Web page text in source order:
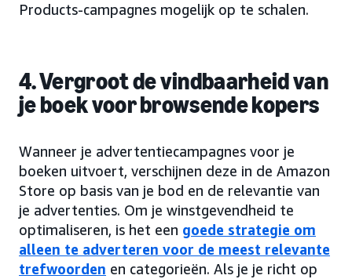
Products-campagnes mogelijk op te schalen.
4. Vergroot de vindbaarheid van
je boek voor browsende kopers
Wanneer je advertentiecampagnes voor je
boeken uitvoert, verschijnen deze in de Amazon
Store op basis van je bod en de relevantie van
je advertenties. Om je winstgevendheid te
optimaliseren, is het een goede strategie om
alleen te adverteren voor de meest relevante
trefwoorden en categorieën. Als je je richt op